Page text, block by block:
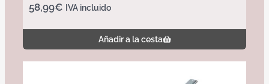
58,99€ IVA incluido
Añadir a la cesta